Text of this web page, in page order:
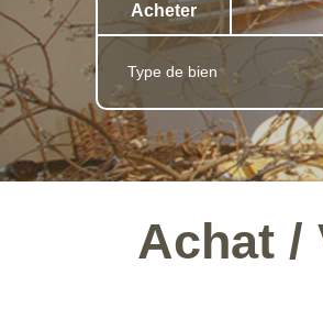
Acheter
Type de bien
Achat /